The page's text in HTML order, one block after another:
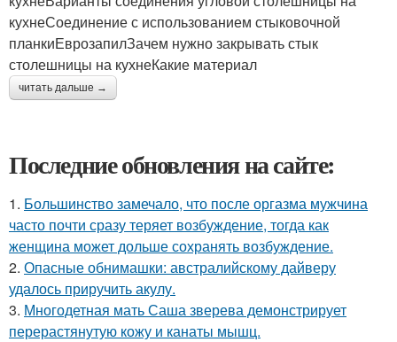
кухнеСоединение с использованием стыковочной
планкиЕврозапилЗачем нужно закрывать стык
столешницы на кухнеКакие материал
читать дальше →
Последние обновления на сайте:
1. Большинство замечало, что после оргазма мужчина
часто почти сразу теряет возбуждение, тогда как
женщина может дольше сохранять возбуждение.
2. Опасные обнимашки: австралийскому дайверу
удалось приручить акулу.
3. Многодетная мать Саша зверева демонстрирует
перерастянутую кожу и канаты мышц.